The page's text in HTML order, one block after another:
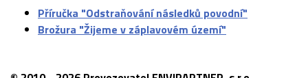
Příručka "Odstraňování následků povodní"
Brožura "Žijeme v záplavovém území"